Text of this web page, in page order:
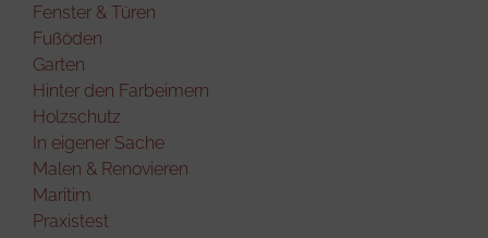
Fenster & Türen
Fußöden
Garten
Hinter den Farbeimern
Holzschutz
In eigener Sache
Malen & Renovieren
Maritim
Praxistest